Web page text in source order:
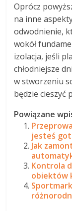
Oprócz
na inne
odwodnienie,
wokół
izolacja, jeśli
chłodniejsze
w stworzeniu
będzie cieszyć
Powiązane
jesteś
Jak
Kontrola
obiektów